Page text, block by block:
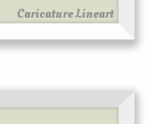
Caricature Lineart